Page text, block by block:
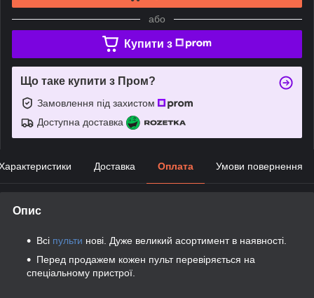
або
Купити з
Що таке купити з Пром?
Замовлення під захистом
Доступна доставка
Доставка Оплата Умови повернення
Опис
Всі пульти нові. Дуже великий асортимент в наявності.
Перед продажем кожен пульт перевіряється на
спеціальному пристрої.